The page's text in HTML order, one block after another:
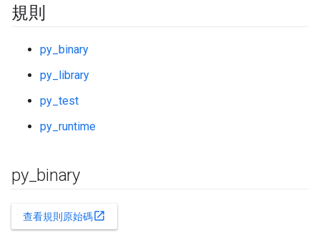
規則
py_binary
py_library
py_test
py_runtime
py_ binary
查看規則原始碼open_in_new